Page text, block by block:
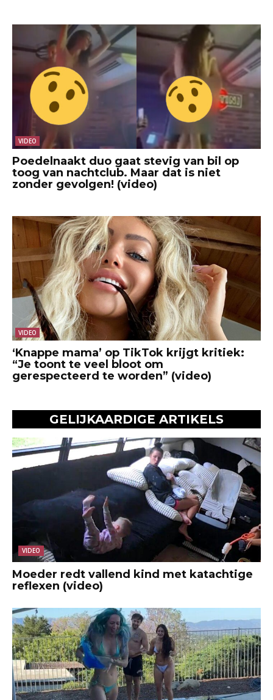
VIDEO
Poedelnaakt duo gaat stevig van bil op
toog van nachtclub. Maar dat is niet
zonder gevolgen! (video)
VIDEO
‘Knappe mama’ op TikTok krijgt kritiek:
“Je toont te veel bloot om
gerespecteerd te worden” (video)
GELIJKAARDIGE ARTIKELS
VIDEO
Moeder redt vallend kind met katachtige
reflexen (video)